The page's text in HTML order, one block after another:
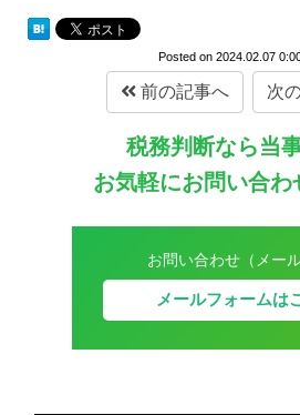
Posted on 2024.02.07
前の記事へ 次
税務判断なら当
お気軽にお問い合わ
お問い合わせ（メール
メールフォームは